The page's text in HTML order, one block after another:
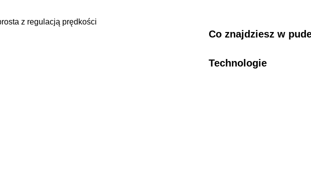
Co znajdziesz w
Technologie